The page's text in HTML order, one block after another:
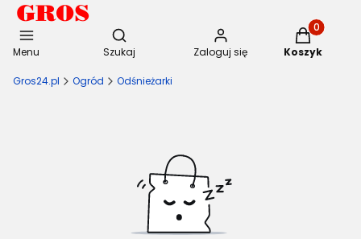
Menu
Otwórz wyszukiwarkę
Szukaj Zaloguj się
Produkty
Koszyk
Gros24.pl Ogród Odśnieżarki